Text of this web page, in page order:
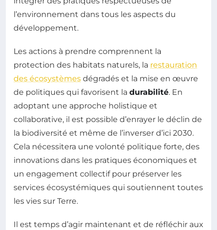
l’environnement dans tous les aspects du
développement.
Les actions à prendre comprennent la
protection des habitats naturels, la restauration
des écosystèmes dégradés et la mise en œuvre
de politiques qui favorisent la durabilité. En
adoptant une approche holistique et
collaborative, il est possible d’enrayer le déclin de
la biodiversité et même de l’inverser d’ici 2030.
Cela nécessitera une volonté politique forte, des
innovations dans les pratiques économiques et
un engagement collectif pour préserver les
services écosystémiques qui soutiennent toutes
les vies sur Terre.
Il est temps d’agir maintenant et de réfléchir aux